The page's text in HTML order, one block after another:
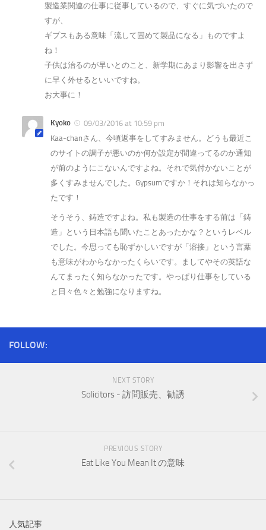
製造業関連の仕事に従事しているので、すぐに気づいたので
すが、
ギプスもある意味「流して固めて製品になる」ものですよ
ね！
子供は治るのが早いとのこと、新学期にあまり影響を出さず
に早く外せるといいですね。
お大事に！
Kyoko
09/03/2016 at 10:59 pm
Kaa-chanさん、今頃返事をしてすみません。どうも最近こ
のサイトの調子が悪いのか何か設定が間違ってるのか通知
が前のようにこないんですよね。それで気付かないことが
多くすみませんでした。Gypsumですか！それは知らなかっ
たです！
そうそう、鋳造ですよね。私も製造の仕事をする前は「鋳
造」という日本語も聞いたことあったかな？というレベル
でした。今思っても恥ずかしいですが「溶接」という言葉
も意味がわからなかったくらいです。ましてやその英語な
んてまったく知らなかったです。やっぱり仕事をしている
と日々色々と勉強になりますね。
FOLLOW:
NEXT STORY
Solicitors - 訪問販売、勧誘
PREVIOUS STORY
Eat Like You Mean It の意味
人気記事